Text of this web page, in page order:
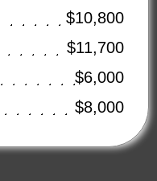
$10,800
$11,700
$6,000
$8,000